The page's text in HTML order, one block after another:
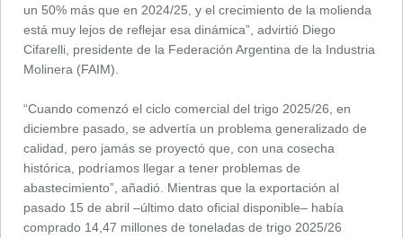
un 50% más que en 2024/25, y el crecimiento de la molienda
está muy lejos de reflejar esa dinámica”, advirtió Diego
Cifarelli, presidente de la Federación Argentina de la Industria
Molinera (FAIM).
“Cuando comenzó el ciclo comercial del trigo 2025/26, en
diciembre pasado, se advertía un problema generalizado de
calidad, pero jamás se proyectó que, con una cosecha
histórica, podríamos llegar a tener problemas de
abastecimiento”, añadió. Mientras que la exportación al
pasado 15 de abril –último dato oficial disponible– había
comprado 14,47 millones de toneladas de trigo 2025/26